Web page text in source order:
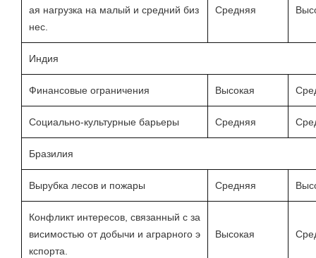
ая нагрузка на малый и средний биз
нес.
Средняя
Индия
Финансовые ограничения Высокая
Социально-культурные барьеры Средняя
Бразилия
Вырубка лесов и пожары Средняя
Конфликт интересов, связанный с за
висимостью от добычи и аграрного э
кспорта.
Высокая